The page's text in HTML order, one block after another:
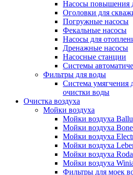
Насосы повышения
Оголовки для
Погружные насосы
Фекальные насосы
Насосы для
Дренажные насосы
Насосные станции
Системы
Фильтры для воды
Система умягчения
очистки воды
Очистка воздуха
Мойки воздуха
Мойки воздуха Ballu
Мойки воздуха
Мойки воздуха
Мойки воздуха
Мойки воздуха Roda
Мойки воздуха
Фильтры для моек